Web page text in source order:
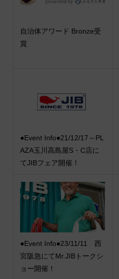
自治体アワード Bronze受
賞
●Event Info●21/12/17～PL
AZA玉川高島屋S・C店に
てJIBフェア開催！
●Event Info●23/11/11 西
宮阪急にてMr.JIBトークシ
ョー開催！